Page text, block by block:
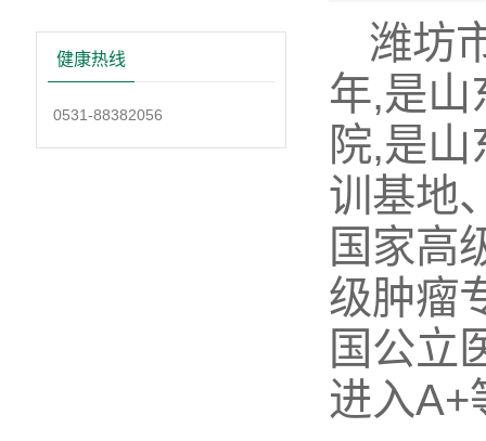
健康热线
0531-88382056
潍坊
年,是山
院,是
训基地
国家高
级肿瘤
国公立
进入A+